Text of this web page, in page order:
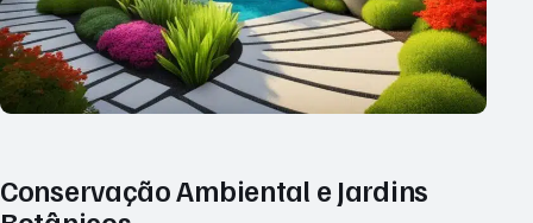
Conservação Ambiental e Jardins